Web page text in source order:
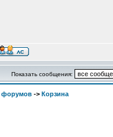
Показать сообщения:
форумов -> Корзина